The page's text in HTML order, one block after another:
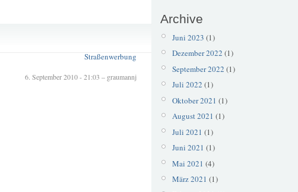
Straßenwerbung
6. September 2010 - 21:03 – graumannj
Archive
Juni 2023 (1)
Dezember 2022 (1)
September 2022 (1)
Juli 2022 (1)
Oktober 2021 (1)
August 2021 (1)
Juli 2021 (1)
Juni 2021 (1)
Mai 2021 (4)
März 2021 (1)